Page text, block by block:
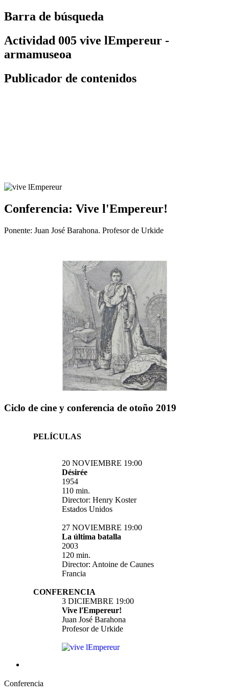
Barra de búsqueda
Actividad 005 vive lEmpereur -
armamuseoa
Publicador de contenidos
Conferencia: Vive l'Empereur!
Ponente: Juan José Barahona. Profesor de Urkide
Ciclo de cine y conferencia de otoño 2019
PELÍCULAS
20 NOVIEMBRE 19:00
Désirée
1954
110 min.
Director:Henry Koster
Estados Unidos
27 NOVIEMBRE 19:00
La última batalla
2003
120 min.
Director: Antoine de Caunes
Francia
CONFERENCIA
3 DICIEMBRE 19:00
Vive l'Empereur!
Juan José Barahona
Profesor de Urkide
Conferencia